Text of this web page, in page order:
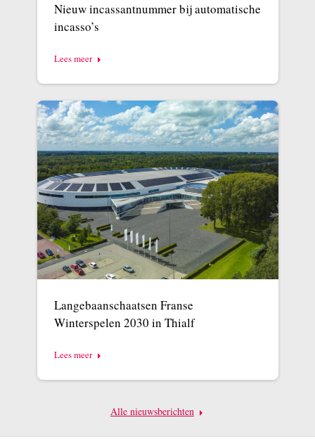
Nieuw incassantnummer bij automatische
incasso’s
Lees meer
Langebaanschaatsen Franse
Winterspelen 2030 in Thialf
Lees meer
Alle nieuwsberichten